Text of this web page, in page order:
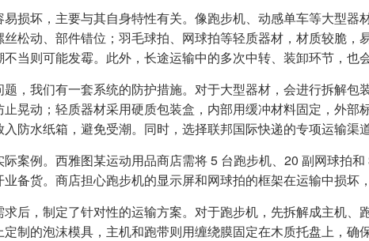
易损坏，主要与其自身特性有关。像跑步机、动感单车等大型器
丝松动、部件错位；羽毛球拍、网球拍等轻质器材，材质较脆，
当则可能发霉。此外，长途运输中的多次中转、装卸环节，也
题，我们有一套系统的防护措施。对于大型器材，会进行拆解包
晃动；轻质器材采用硬质包装盒，内部用缓冲材料固定，外部
防水纸箱，避免受潮。同时，选择联邦国际快递的专项运输渠
案例。西雅图某运动用品商店需将 5 台跑步机、20 副网球拍
备货。商店担心跑步机的显示屏和网球拍的框架在运输中损坏
求后，制定了针对性的运输方案。对于跑步机，先拆解成主机、
定制的泡沫模具，主机和跑带则用缠绕膜固定在木质托盘上，